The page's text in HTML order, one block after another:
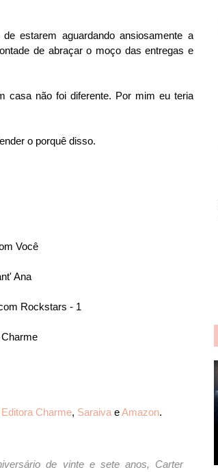
estarem aguardando ansiosamente a
de abraçar o moço das entregas e
casa não foi diferente. Por mim eu teria
o porquê disso.
Você
Ana
Rockstars - 1
Editora Charme, Saraiva eAmazon.
de vinte e sete anos, Carter